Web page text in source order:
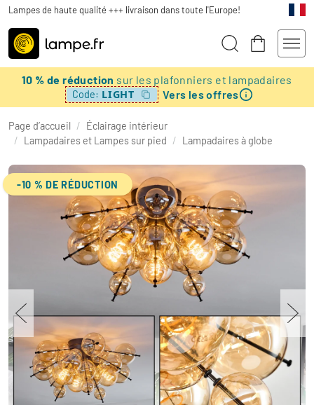
Lampes de haute qualité +++ livraison dans toute l'Europe!
10 % de réduction sur les plafonniers et lampadaires
Code: LIGHT Vers les offres
Page d’accueil / Éclairage intérieur
/ Lampadaires et Lampes sur pied / Lampadaires à globe
-10 % DE RÉDUCTION